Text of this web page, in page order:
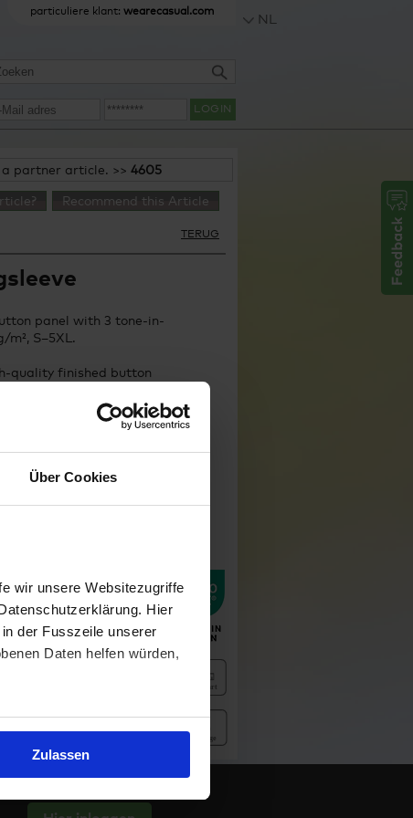
Über Cookies
wir unsere Websitezugriffe
Hier
der Fusszeile unserer
Daten helfen würden,
Zulassen
NL
particuliere klant: wearecasual.com
LOGIN
partner article. >> 4605
Recommend this Article
TERUG
panel with 3 tone-in-
S–5XL.
quality finished button